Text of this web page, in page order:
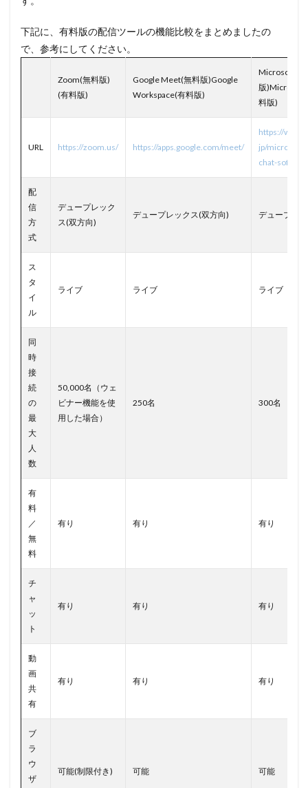
下記に、有料版の配信ツールの機能比較をまとめましたの
で、参考にしてください。
Zoom(無料版)
(有料版)
Google Meet(無料版)Google
Workspace(有料版)
Microsoft
版)Microsoft
料版)
URL https://zoom.us/ https://apps.google.com/meet/
https://
jp/microsoft-
chat-
配
信
方
式
デュープレック
ス(双方向)
デュープレックス(双方向) デュープレ
ス
タ
イ
ル
ライブ ライブ ライブ
同
時
接
続
の
最
大
人
数
50,000名（ウェ
ビナー機能を使
用した場合）
250名 300名
有
料
／
無
料
有り 有り 有り
チ
ャ
ッ
ト
有り 有り 有り
動
画
共
有
有り 有り 有り
ブ
ラ
ウ
ザ
可能(制限付き) 可能 可能